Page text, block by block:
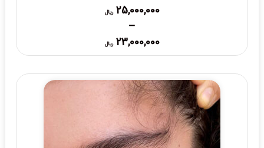
25,000,000 ریال
–
23,000,000 ریال
Price
range:
through
25,000,000 ریال